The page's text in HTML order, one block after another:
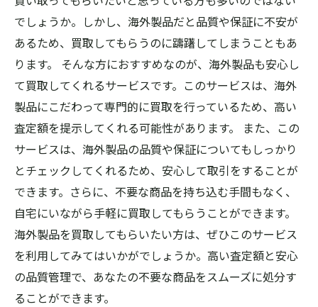
でしょうか。しかし、海外製品だと品質や保証に不安が
あるため、買取してもらうのに躊躇してしまうこともあ
ります。 そんな方におすすめなのが、海外製品も安心し
て買取してくれるサービスです。このサービスは、海外
製品にこだわって専門的に買取を行っているため、高い
査定額を提示してくれる可能性があります。 また、この
サービスは、海外製品の品質や保証についてもしっかり
とチェックしてくれるため、安心して取引をすることが
できます。さらに、不要な商品を持ち込む手間もなく、
自宅にいながら手軽に買取してもらうことができます。
海外製品を買取してもらいたい方は、ぜひこのサービス
を利用してみてはいかがでしょうか。高い査定額と安心
の品質管理で、あなたの不要な商品をスムーズに処分す
ることができます。